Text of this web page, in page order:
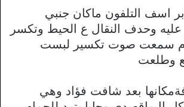
اسف التلفون ماكان جنبي
وحدف النقال ع الحيط وتكسر
سمعت صوت تكسير لبست
وطلعت
بعد شافت فؤاد وهي